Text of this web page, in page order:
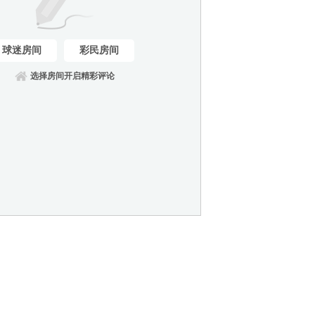
球迷房间 彩民房间
选择房间开启精彩评论